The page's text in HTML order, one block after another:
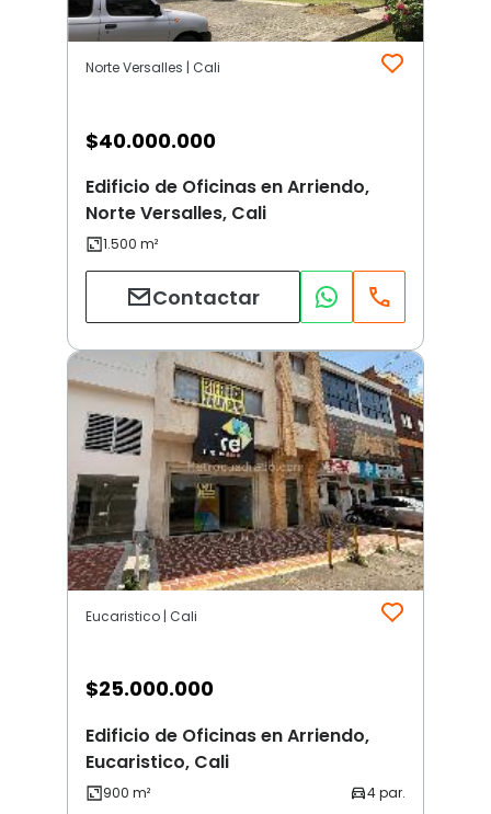
Norte Versalles | Cali
$40.000.000
Edificio de Oficinas en Arriendo,
Norte Versalles, Cali
Contactar
Eucaristico | Cali
$25.000.000
Edificio de Oficinas en Arriendo,
Eucaristico, Cali